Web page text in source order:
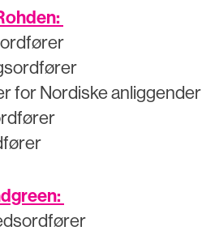
for Nordiske anliggender